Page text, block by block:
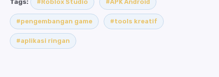
#Roblox Studio #APK Android
#pengembangan game #tools kreatif
#aplikasi ringan